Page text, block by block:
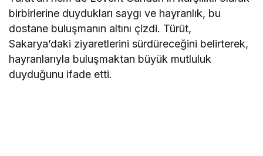
birbirlerine duydukları saygı ve hayranlık, bu
dostane buluşmanın altını çizdi. Türüt,
Sakarya’daki ziyaretlerini sürdüreceğini belirterek,
hayranlarıyla buluşmaktan büyük mutluluk
duyduğunu ifade etti.